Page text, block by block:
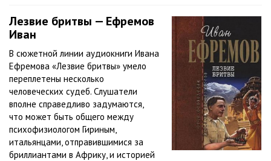
Лезвие бритвы — Ефремов
Иван
В сюжетной линии аудиокниги Ивана
Ефремова «Лезвие бритвы» умело
переплетены несколько
человеческих судеб. Слушатели
вполне справедливо задумаются,
что может быть общего между
психофизиологом Гириным,
итальянцами, отправившимися за
бриллиантами в Африку, и историей